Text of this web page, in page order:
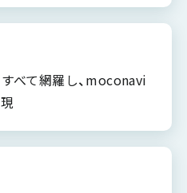
べて網羅し、moconavi